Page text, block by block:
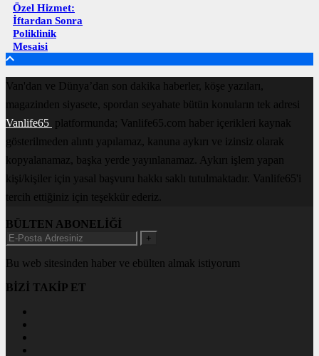
Özel Hizmet:
İftardan Sonra
Poliklinik
Mesaisi
Van'dan ve Dünya’dan son dakika haberler, köşe yazıları,
magazinden siyasete, spordan seyahate bütün konuların tek adresi
Vanlife65 platformunda; Vanlife65.com haber içerikleri kaynak
gösterilmeden alıntı yapılamaz, kanuna aykırı ve izinsiz olarak
kopyalanamaz, başka yerde yayınlanamaz. Aykırı işlem yapan
kişi/kişiler için yasal başvuru hakkı saklı tutulmaktadır. Vanlife65'i
tercih ettiğiniz için teşekkür ederiz.
BÜLTEN ABONELİĞİ
+
Bu web sitesinden haber ve ebülten almak istiyorum
BİZİ TAKİP ET